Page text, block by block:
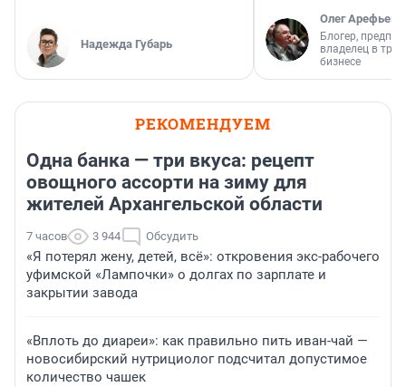
Надежда Губарь
Олег Арефьев
Блогер,
владелец в
бизнесе
РЕКОМЕНДУЕМ
Одна банка — три вкуса: рецепт
овощного ассорти на зиму для
жителей Архангельской области
7 часов 3 944 Обсудить
«Я потерял жену, детей, всё»: откровения экс-рабочего
уфимской «Лампочки» о долгах по зарплате и
закрытии завода
«Вплоть до диареи»: как правильно пить иван-чай —
новосибирский нутрициолог подсчитал допустимое
количество чашек